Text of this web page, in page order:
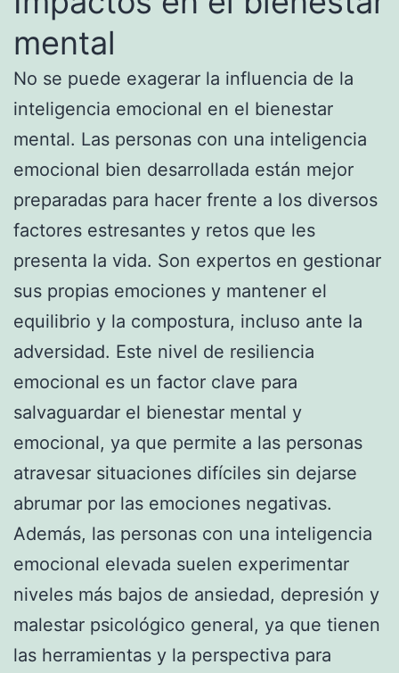
mental
No se puede exagerar la influencia de la
inteligencia emocional en el bienestar
mental. Las personas con una inteligencia
emocional bien desarrollada están mejor
preparadas para hacer frente a los diversos
factores estresantes y retos que les
presenta la vida. Son expertos en gestionar
sus propias emociones y mantener el
equilibrio y la compostura, incluso ante la
adversidad. Este nivel de resiliencia
emocional es un factor clave para
salvaguardar el bienestar mental y
emocional, ya que permite a las personas
atravesar situaciones difíciles sin dejarse
abrumar por las emociones negativas.
Además, las personas con una inteligencia
emocional elevada suelen experimentar
niveles más bajos de ansiedad, depresión y
malestar psicológico general, ya que tienen
las herramientas y la perspectiva para